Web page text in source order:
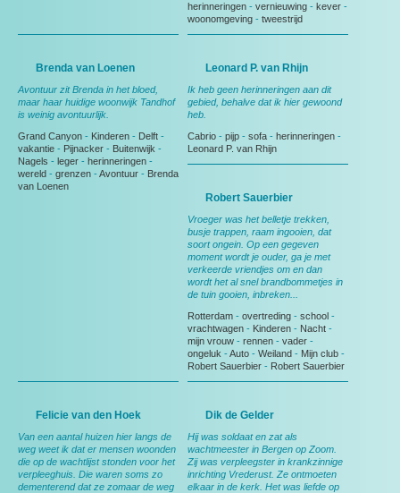
herinneringen - vernieuwing - kever -
woonomgeving - tweestrijd
Brenda van Loenen
Avontuur zit Brenda in het bloed,
maar haar huidige woonwijk Tandhof
is weinig avontuurlijk.
Grand Canyon - Kinderen - Delft -
vakantie - Pijnacker - Buitenwijk -
Nagels - leger - herinneringen -
wereld - grenzen -Avontuur - Brenda
van Loenen
Leonard P. van Rhijn
Ik heb geen herinneringen aan dit
gebied, behalve dat ik hier gewoond
heb.
Cabrio - pijp - sofa - herinneringen -
Leonard P. van Rhijn
Robert Sauerbier
Vroeger was het belletje trekken,
busje trappen, raam ingooien, dat
soort ongein. Op een gegeven
moment wordt je ouder, ga je met
verkeerde vriendjes om en dan
wordt het al snel brandbommetjes in
de tuin gooien, inbreken...
Rotterdam - overtreding - school -
vrachtwagen - Kinderen - Nacht -
mijn vrouw - rennen - vader -
ongeluk -Auto - Weiland - Mijn club -
Robert Sauerbier - Robert Sauerbier
Felicie van den Hoek
Van een aantal huizen hier langs de
weg weet ik dat er mensen woonden
die op de wachtlijst stonden voor het
verpleeghuis. Die waren soms zo
dementerend dat ze zomaar de weg
Dik de Gelder
Hij was soldaat en zat als
wachtmeester in Bergen op Zoom.
Zij was verpleegster in krankzinnige
inrichting Vrederust. Ze ontmoeten
elkaar in de kerk. Het was liefde op